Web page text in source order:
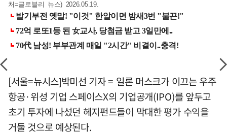
처=글로블리 뉴스) 2026.05.19.
[서울=뉴시스]박미선 기자 = 일론 머스크가 이끄는 우주
항공·위성 기업 스페이스X의 기업공개(IPO)를 앞두고
초기 투자에 나섰던 헤지펀드들이 막대한 평가 수익을
거둘 것으로 예상된다.